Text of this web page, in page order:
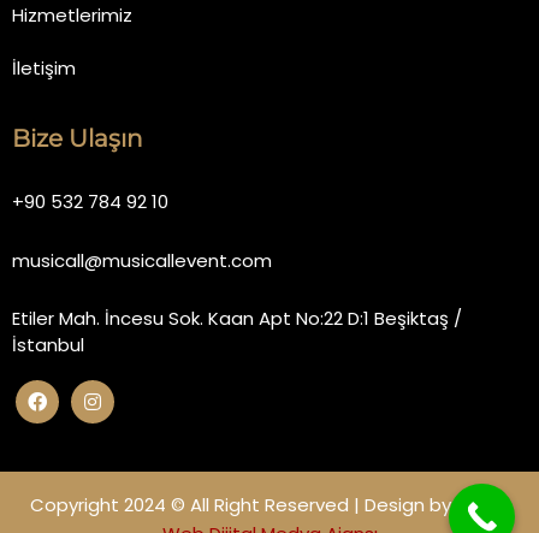
Hizmetlerimiz
İletişim
Bize Ulaşın
+90 532 784 92 10
musicall@musicallevent.com
Etiler Mah. İncesu Sok. Kaan Apt No:22 D:1 Beşiktaş /
İstanbul
Copyright 2024 © All Right Reserved | Design byMiano